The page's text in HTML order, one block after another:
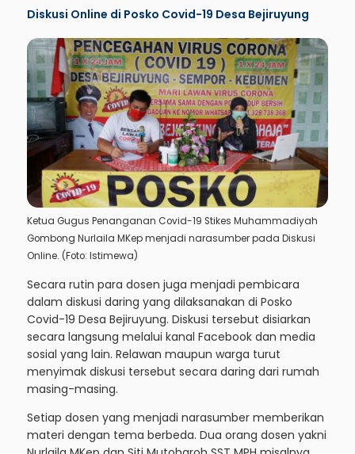
Diskusi Online di Posko Covid-19 Desa Bejiruyung
Ketua Gugus Penanganan Covid-19 Stikes Muhammadiyah
Gombong Nurlaila MKep menjadi narasumber pada Diskusi
Online. (Foto: Istimewa)
Secara rutin para dosen juga menjadi pembicara
dalam diskusi daring yang dilaksanakan di Posko
Covid-19 Desa Bejiruyung. Diskusi tersebut disiarkan
secara langsung melalui kanal Facebook dan media
sosial yang lain. Relawan maupun warga turut
menyimak diskusi tersebut secara daring dari rumah
masing-masing.
Setiap dosen yang menjadi narasumber memberikan
materi dengan tema berbeda. Dua orang dosen yakni